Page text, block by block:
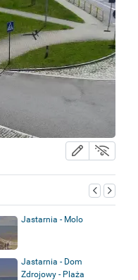
Jastarnia - Molo
Jastarnia - Dom
Zdrojowy - Plaża